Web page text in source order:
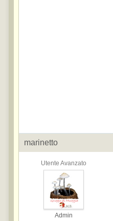
marinetto
Utente Avanzato
Admin